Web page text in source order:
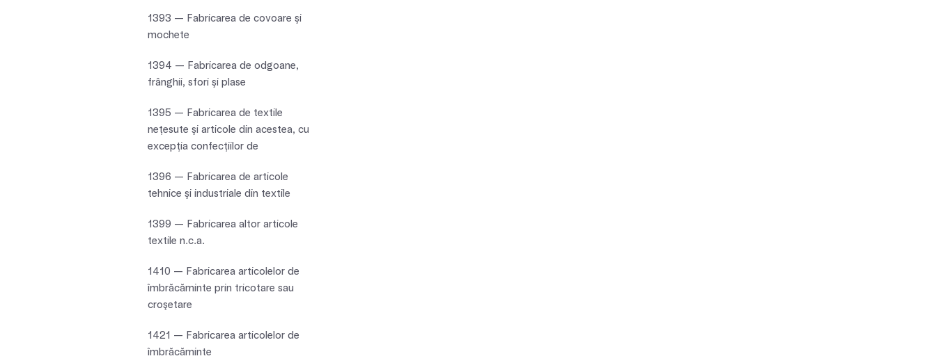
1393 — Fabricarea de covoare şi
mochete
1394 — Fabricarea de odgoane,
frânghii, sfori şi plase
1395 — Fabricarea de textile
neţesute şi articole din acestea, cu
excepţia confecţiilor de
1396 — Fabricarea de articole
tehnice şi industriale din textile
1399 — Fabricarea altor articole
textile n.c.a.
1410 — Fabricarea articolelor de
îmbrăcăminte prin tricotare sau
croşetare
1421 — Fabricarea articolelor de
îmbrăcăminte